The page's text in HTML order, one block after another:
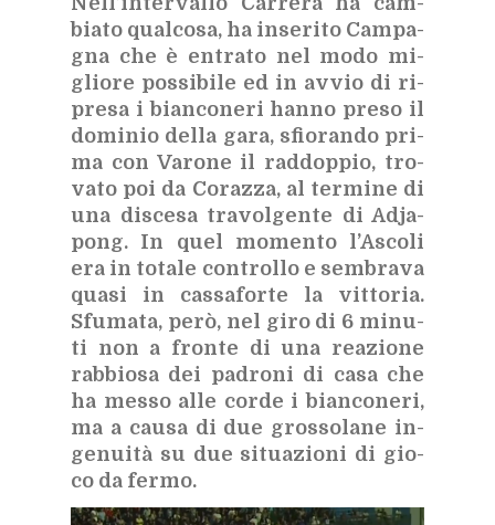
bia­to qual­co­sa, ha in­se­ri­to Cam­pa­
gna che è en­tra­to nel modo mi­
glio­re pos­si­bi­le ed in av­vio di ri­
pre­sa i bian­co­ne­ri han­no pre­so il
do­mi­nio del­la gara, sfio­ran­do pri­
ma con Va­ro­ne il rad­dop­pio, tro­
va­to poi da Co­raz­za, al ter­mi­ne di
una di­sce­sa tra­vol­gen­te di Ad­ja­
pong. In quel mo­men­to l’A­sco­li
era in to­ta­le con­trol­lo e sem­bra­va
qua­si in cas­sa­for­te la vit­to­ria.
Sfu­ma­ta, però, nel giro di 6 mi­nu­
ti non a fron­te di una rea­zio­ne
rab­bio­sa dei pa­dro­ni di casa che
ha mes­so alle cor­de i bian­co­ne­ri,
ma a cau­sa di due gros­so­la­ne in­
ge­nui­tà su due si­tua­zio­ni di gio­
co da fer­mo.